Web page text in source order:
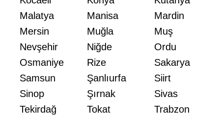
Malatya
Manisa
Mardin
Mersin
Muğla
Muş
Nevşehir
Niğde
Ordu
Osmaniye
Rize
Sakarya
Samsun
Şanlıurfa
Siirt
Sinop
Şırnak
Sivas
Tekirdağ
Tokat
Trabzon